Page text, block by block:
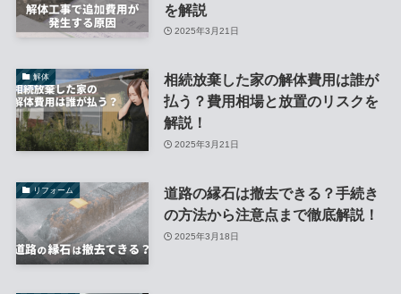
を解説
2025年3月21日
解体
相続放棄した家の解体費用は誰が
払う？費用相場と放置のリスクを
解説！
2025年3月21日
リフォーム
道路の縁石は撤去できる？手続き
の方法から注意点まで徹底解説！
2025年3月18日